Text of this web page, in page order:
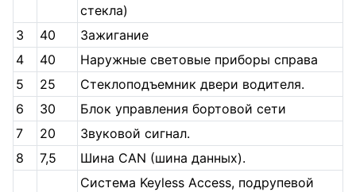
стекла)
3
40
Зажигание
4
40
Наружные световые приборы справа
5
25
Стеклоподъемник двери водителя.
6
30
Блок управления бортовой сети
7
20
Звуковой сигнал.
8
7,5 Шина CAN (шина данных).
Система Keyless Access, подрупевой